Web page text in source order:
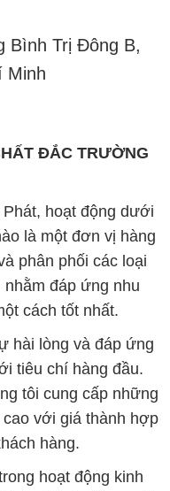
Bình Trị Đông B,
Minh
ĐẮC TRƯỜNG
hoạt động dưới
là một đơn vị hàng
phân phối các loại
nhằm đáp ứng nhu
cách tốt nhất.
hài lòng và đáp ứng
tiêu chí hàng đầu.
tôi cung cấp những
với giá thành hợp
hàng.
hoạt động kinh